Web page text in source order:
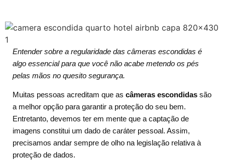
Entender sobre a regularidade das câmeras escondidas é
algo essencial para que você não acabe metendo os pés
pelas mãos no quesito segurança.
Muitas pessoas acreditam que as câmeras escondidas são
a melhor opção para garantir a proteção do seu bem.
Entretanto, devemos ter em mente que a captação de
imagens constitui um dado de caráter pessoal. Assim,
precisamos andar sempre de olho na legislação relativa à
proteção de dados.